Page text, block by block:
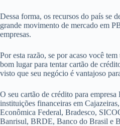
Dessa forma, os recursos do país se
grande movimento de mercado em
empresas.
Por esta razão, se por acaso você
bom lugar para tentar cartão de
visto que seu negócio é vantajoso
O seu cartão de crédito para
instituições financeiras em
Econômica Federal, Bradesco,
Banrisul, BRDE, Banco do Brasil e